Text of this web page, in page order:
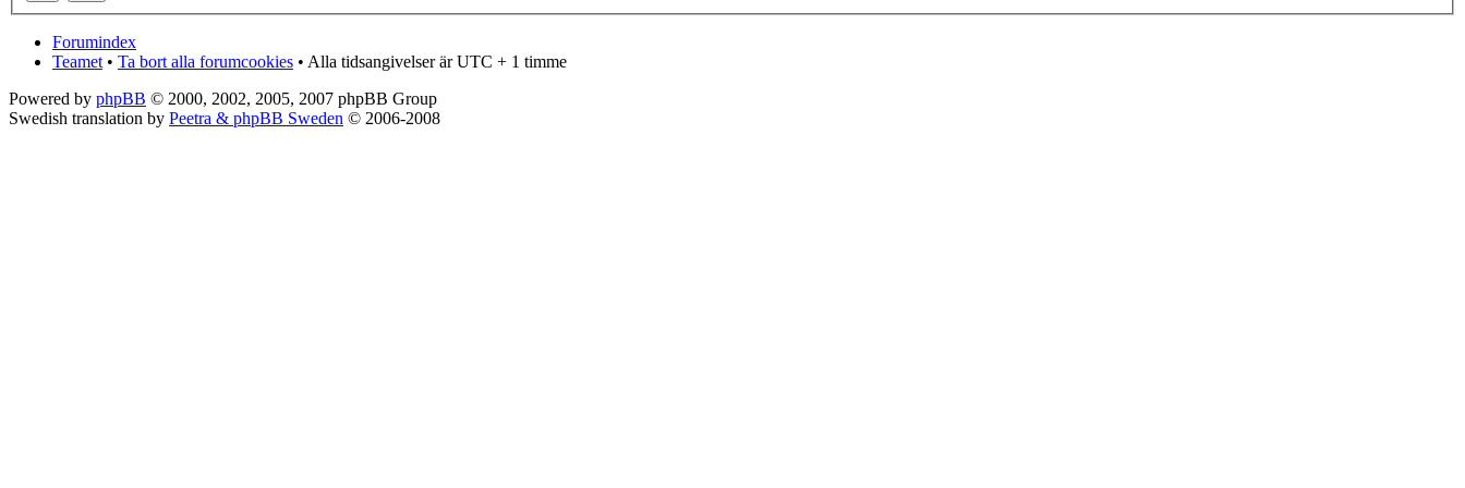
Forumindex
Teamet • Ta bort alla forumcookies • Alla tidsangivelser är UTC + 1 timme
Powered by phpBB © 2000, 2002, 2005, 2007 phpBB Group
Swedish translation by Peetra & phpBB Sweden © 2006-2008